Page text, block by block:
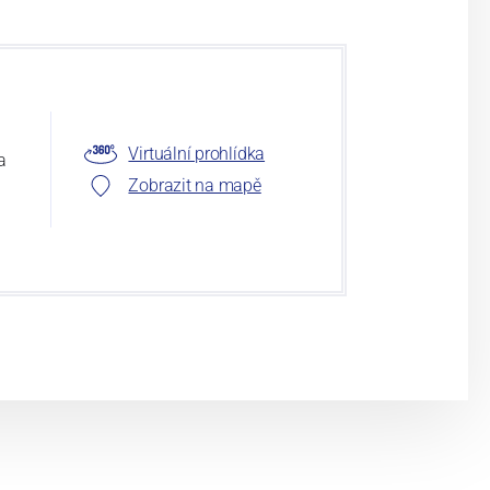
Virtuální prohlídka
Zobrazit na mapě